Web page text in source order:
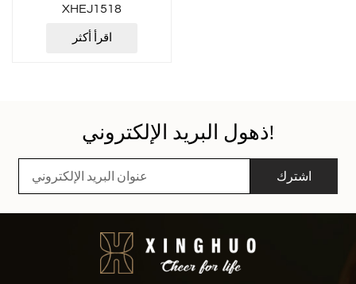
XHEJ1518
اقرأ أكثر
ذهول البريد الإلكتروني!
اشترك